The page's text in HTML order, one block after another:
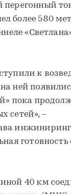
более 580
к
ней
пока
сетей», –
готовность
40 км